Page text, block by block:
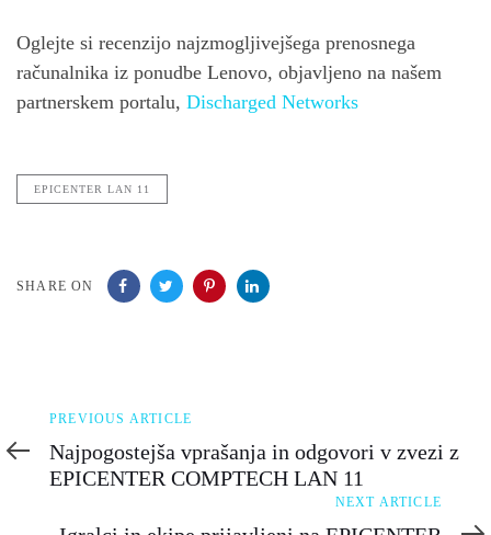
Oglejte si recenzijo najzmogljivejšega prenosnega
računalnika iz ponudbe Lenovo, objavljeno na našem
partnerskem portalu, Discharged Networks
EPICENTER LAN 11
SHARE ON
Previous
Article
PREVIOUS ARTICLE
Najpogostejša vprašanja in odgovori v zvezi z
EPICENTER COMPTECH LAN 11
Article
NEXT ARTICLE